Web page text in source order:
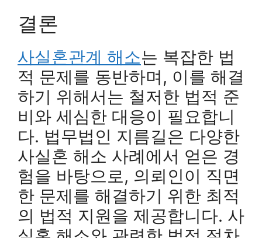
결론
사실혼관계 해소는 복잡한 법
적 문제를 동반하며, 이를 해결
하기 위해서는 철저한 법적 준
비와 세심한 대응이 필요합니
다. 법무법인 지름길은 다양한
사실혼 해소 사례에서 얻은 경
험을 바탕으로, 의뢰인이 직면
한 문제를 해결하기 위한 최적
의 법적 지원을 제공합니다. 사